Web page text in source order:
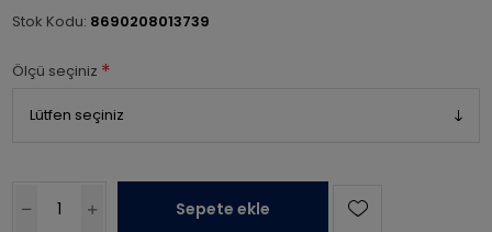
Stok Kodu: 8690208013739
Ölçü seçiniz *
Sepete ekle